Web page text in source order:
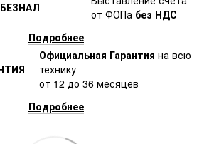
БЕЗНАЛ
от ФОПа без НДС
Подробнее
Официальная Гарантия на всю
технику
от 12 до 36 месяцев
Подробнее